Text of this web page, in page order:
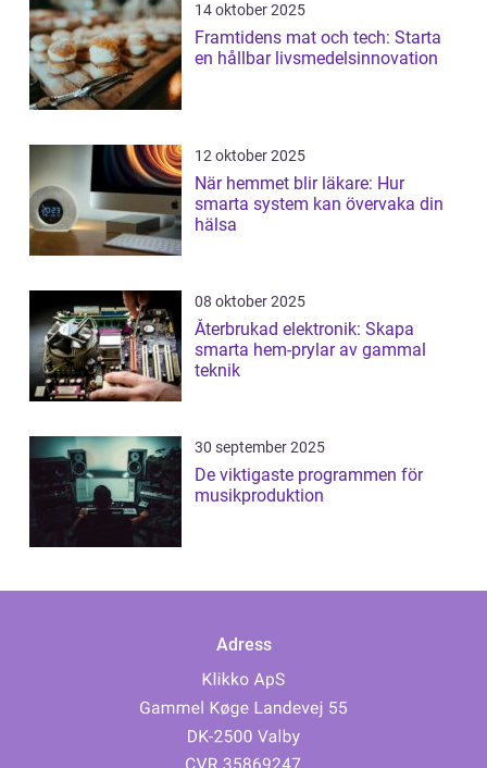
14 oktober 2025
Framtidens mat och tech: Starta
en hållbar livsmedelsinnovation
12 oktober 2025
När hemmet blir läkare: Hur
smarta system kan övervaka din
hälsa
08 oktober 2025
Återbrukad elektronik: Skapa
smarta hem-prylar av gammal
teknik
30 september 2025
De viktigaste programmen för
musikproduktion
Adress